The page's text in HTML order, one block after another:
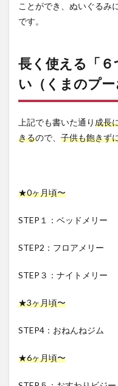
ことができ、ぬいぐるみ
です。
長く使える「
い（くまのプ
上記でも書いた通り成長
きるので、 子供も飽きず
★0ヶ月頃〜
STEP１：ベッドメリー
STEP2：フロアメリー
STEP３：ナイトメリー
★3ヶ月頃〜
STEP4：おねんねジム
★6ヶ月頃〜